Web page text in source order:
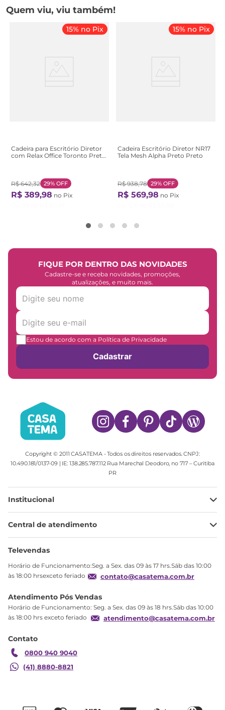
Quem viu, viu também!
15% no Pix
Cadeira para Escritório Diretor
com Relax Office Toronto Preto
R$ 642,32 29% OFF
R$ 389,98 no Pix
15% no Pix
Cadeira Escritório Diretor NR17
Tela Mesh Alpha Preto Preto
R$ 938,78 29% OFF
R$ 569,98 no Pix
FIQUE POR DENTRO DAS NOVIDADES
Cadastre-se e receba novidades, promoções,
atualizações, e muito mais.
Estou de acordo com a Política de Privacidade
Cadastrar
Copyright © 2011 CASATEMA - Todos os direitos reservados. CNPJ:
10.490.181/0137-09 | IE: 138.285.787.112 Rua Marechal Deodoro, no 717 – Curitiba
PR
Institucional
Minha Conta
Meus pedidos
Troca
Garantia
Central de atendimento
Ajuda
Televendas
Horário de Funcionamento:Seg. a Sex. das 09 às 17 hrs.Sáb das 10:00
às 18:00 hrsexceto feriado
contato@casatema.com.br
Atendimento Pós Vendas
Horário de Funcionamento: Seg. a Sex. das 09 às 18 hrs.Sáb das 10:00
às 18:00 hrs exceto feriado
atendimento@casatema.com.br
Contato
0800 940 9040
(41) 8880-8821